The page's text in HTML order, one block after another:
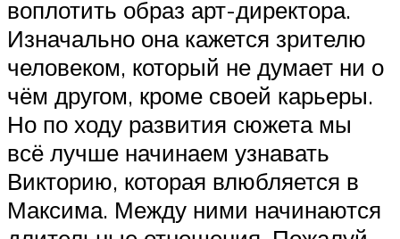
воплотить образ арт-директора.
Изначально она кажется зрителю
человеком, который не думает ни о
чём другом, кроме своей карьеры.
Но по ходу развития сюжета мы
всё лучше начинаем узнавать
Викторию, которая влюбляется в
Максима. Между ними начинаются